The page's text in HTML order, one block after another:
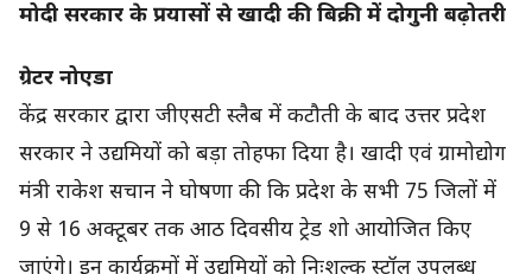
मोदी सरकार के प्रयासों से खादी की बिक्री में दोगुनी बढ़ोतरी
ग्रेटर नोएडा
केंद्र सरकार द्वारा जीएसटी स्लैब में कटौती के बाद उत्तर प्रदेश
सरकार ने उद्यमियों को बड़ा तोहफा दिया है। खादी एवं ग्रामोद्योग
मंत्री राकेश सचान ने घोषणा की कि प्रदेश के सभी 75 जिलों में
9 से 16 अक्टूबर तक आठ दिवसीय ट्रेड शो आयोजित किए
जाएंगे। इन कार्यक्रमों में उद्यमियों को निःशुल्क स्टॉल उपलब्ध